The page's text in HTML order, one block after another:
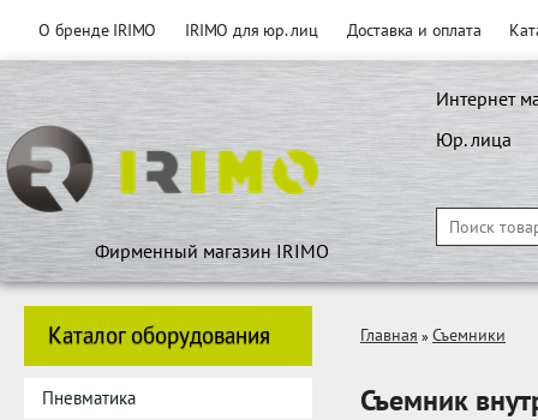
О бренде IRIMO IRIMO для юр. лиц Доставка и оплата
Фирменный магазин IRIMO
Интернет
Юр. лица
Каталог оборудования
Пневматика
Главная » Съемники
Съемник